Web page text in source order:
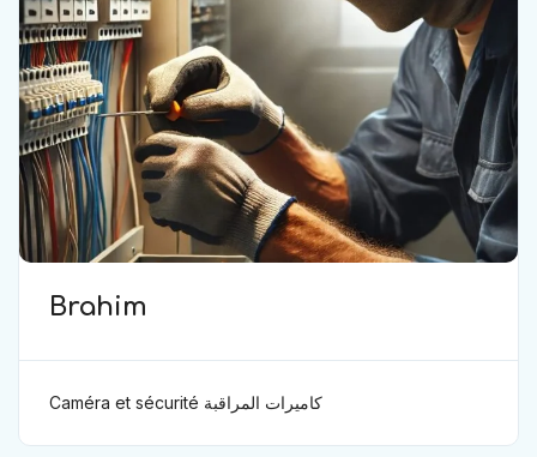
Brahim
Caméra et sécurité كاميرات المراقبة